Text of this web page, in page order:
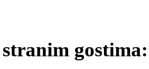
gostima: